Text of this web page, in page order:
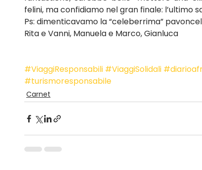
felini, ma confidiamo nel gran finale: l’ultimo
Ps: dimenticavamo la “celeberrima”
Rita e Vanni, Manuela e Marco, Gianluca
#ViaggiResponsabili #ViaggiSolidali
#turismoresponsabile
Carnet